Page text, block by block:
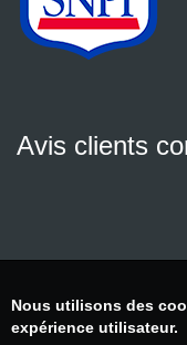
Avis clients
Nous utilisons des
expérience utilisateur.